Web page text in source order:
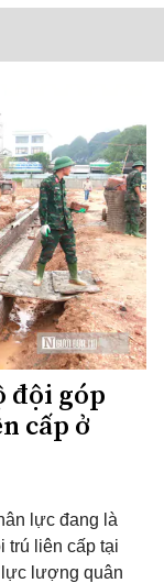
đội góp
cấp ở
lực đang là
trú liên cấp tại
lực lượng quân